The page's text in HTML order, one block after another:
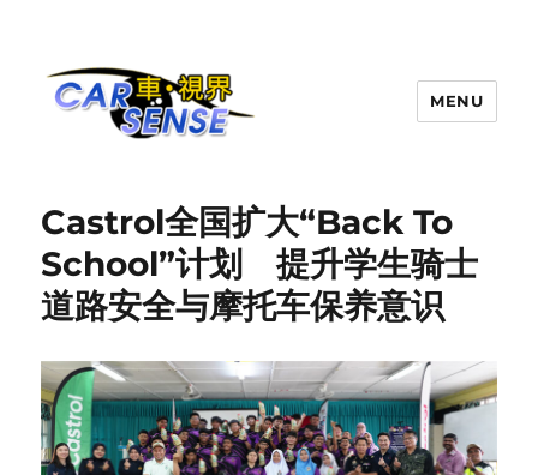
MENU
Castrol全国扩大“Back To
School”计划 提升学生骑士
道路安全与摩托车保养意识